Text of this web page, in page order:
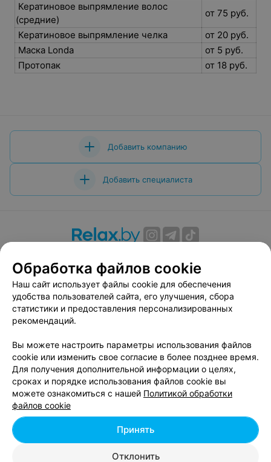
Кератиновое выпрямление волос
(средние)
от 75 руб.
Кератиновое выпрямление челка
от 20 руб.
Маска Londa
от 5 руб.
Протопак
от 18 руб.
Добавить компанию
Добавить специалиста
Вакансии
Публичный договор
Способы оплаты
Публичный договор по использованию сервиса
«Афиша»
Пользовательское соглашение
Связаться по вопросам сотрудничества
Написать руководителю relax.by
Персональные настройки cookie
Обработка персональных данных
| 220012, Республика Беларусь, г. Минск,
Обработка файлов cookie
Наш сайт использует файлы cookie для обеспечения
удобства пользователей сайта, его улучшения, сбора
статистики и предоставления персонализированных
рекомендаций.
Вы можете настроить параметры использования файлов
cookie или изменить свое согласие в более позднее время.
Для получения дополнительной информации о целях,
сроках и порядке использования файлов cookie вы
можете ознакомиться с нашей Политикой обработки
файлов cookie
Отклонить
Принять